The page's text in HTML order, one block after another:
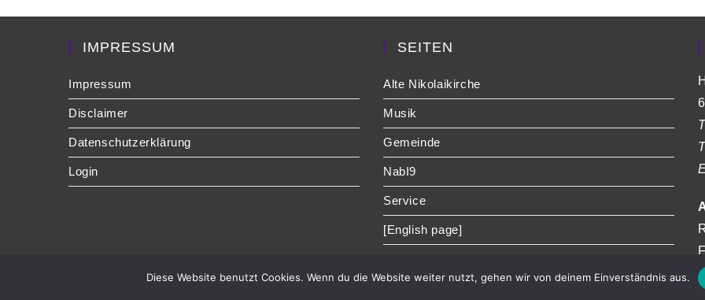
IMPRESSUM
Impressum
Disclaimer
Datenschutzerklärung
Login
SEITEN
Alte Nikolaikirche
Musik
Gemeinde
NabI9
Service
[English page]
Diese Website benutzt Cookies. Wenn du die Website weiter nutzt, gehen wir von deinem Einverständnis aus.